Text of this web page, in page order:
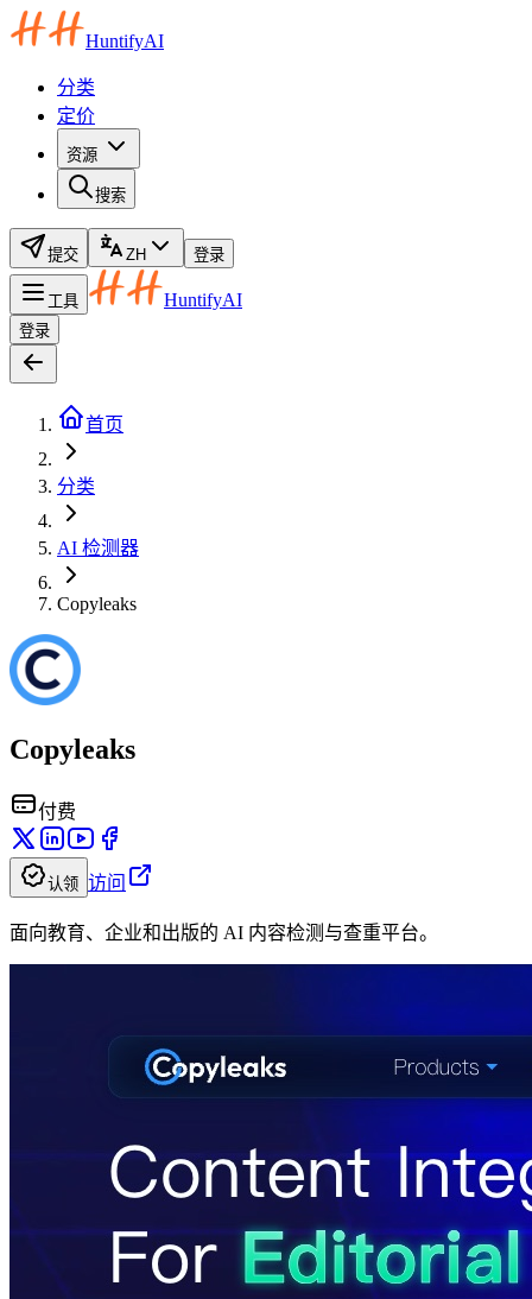
HuntifyAI
分类
定价
资源
搜索
提交 ZH 登录
工具 HuntifyAI
登录
首页
分类
AI 检测器
Copyleaks
Copyleaks
付费
认领 访问
面向教育、企业和出版的 AI 内容检测与查重平台。